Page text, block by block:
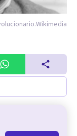
Wikimedia